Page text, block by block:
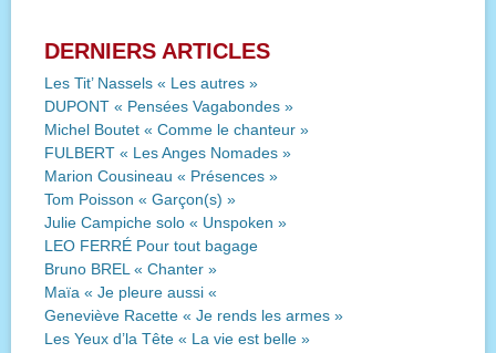
DERNIERS ARTICLES
Les Tit’ Nassels « Les autres »
DUPONT « Pensées Vagabondes »
Michel Boutet « Comme le chanteur »
FULBERT « Les Anges Nomades »
Marion Cousineau « Présences »
Tom Poisson « Garçon(s) »
Julie Campiche solo « Unspoken »
LEO FERRÉ Pour tout bagage
Bruno BREL « Chanter »
Maïa « Je pleure aussi «
Geneviève Racette « Je rends les armes »
Les Yeux d’la Tête « La vie est belle »